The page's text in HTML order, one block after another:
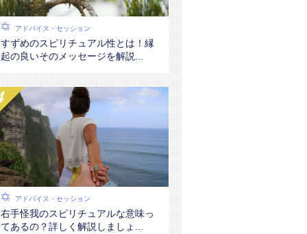
アドバイス・セッション
すずめのスピリチュアル性とは！縁
起の良いそのメッセージを解説...
アドバイス・セッション
右手怪我のスピリチュアルな意味っ
てあるの？詳しく解説しましょ...